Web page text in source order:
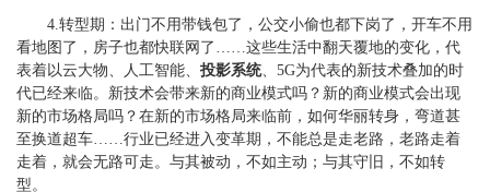
4.转型期：出门不用带钱包了，公交小偷也都下岗了，开车不用
看地图了，房子也都快联网了……这些生活中翻天覆地的变化，代
表着以云大物、人工智能、 投影系统、5G为代表的新技术叠加的时
代已经来临。新技术会带来新的商业模式吗？新的商业模式会出现
新的市场格局吗？在新的市场格局来临前，如何华丽转身，弯道甚
至换道超车……行业已经进入变革期，不能总是走老路，老路走着
走着，就会无路可走。与其被动，不如主动；与其守旧，不如转
型。